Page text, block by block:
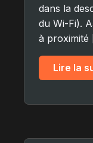
dans la
du Wi-Fi).
à
Lire la